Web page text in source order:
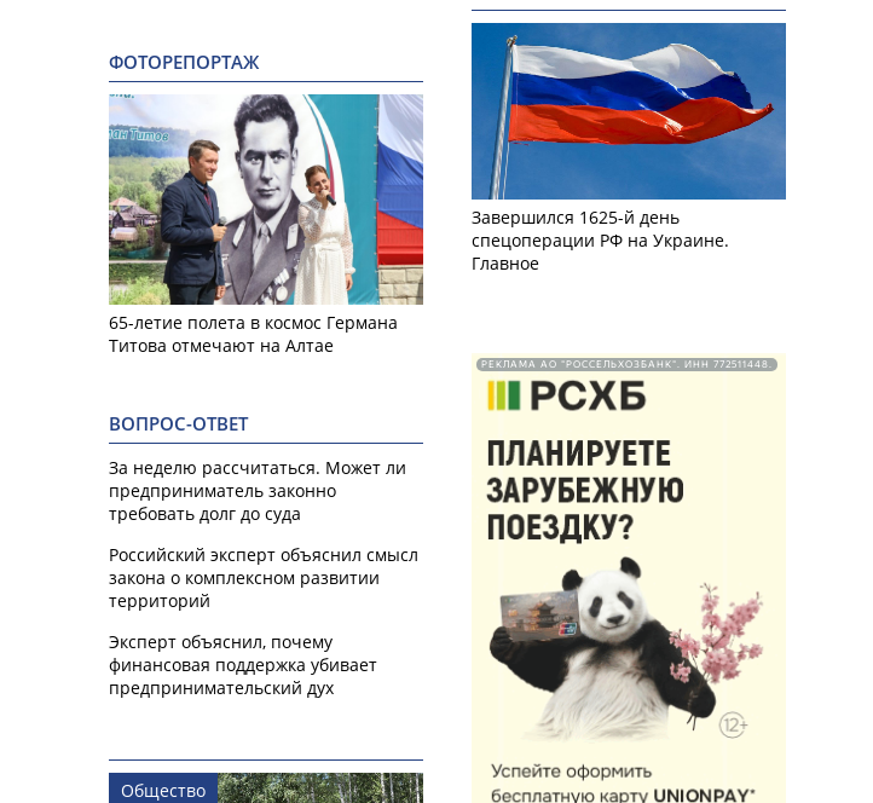
ФОТОРЕПОРТАЖ
65-летие полета в космос Германа
Титова отмечают на Алтае
ВОПРОС-ОТВЕТ
За неделю рассчитаться. Может ли
предприниматель законно
требовать долг до суда
Российский эксперт объяснил смысл
закона о комплексном развитии
территорий
Эксперт объяснил, почему
финансовая поддержка убивает
предпринимательский дух
Общество
Завершился 1625-й день
спецоперации РФ на Украине.
Главное
РЕКЛАМА АО "РОССЕЛЬХОЗБАНК". ИНН 772511448.